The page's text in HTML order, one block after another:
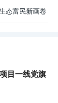
态富民新画卷
目一线党旗